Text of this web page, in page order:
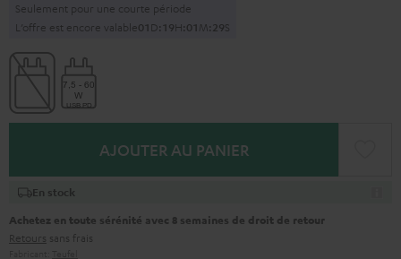
Seulement pour une courte période
L’offre est encore valable01D:19H:01M: 28S
AJOUTER AU PANIER
En stock
Achetez en toute sérénité avec 8 semaines de droit de retour
Retours sans frais